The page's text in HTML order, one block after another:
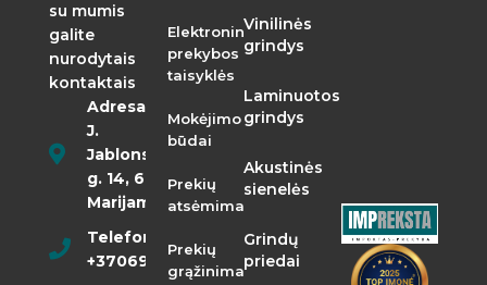
su mumis
galite
nurodytais
kontaktais
Adresas:
J.
Jablonskio
g. 14, 68290
Marijampolė
Telefonas:
+37069855400
Elektroninės
prekybos
taisyklės
Mokėjimo
būdai
Prekių
atsėmimas
Prekių
grąžinimas
Vinilinės
grindys
Laminuotos
grindys
Akustinės
sienelės
Grindų
priedai